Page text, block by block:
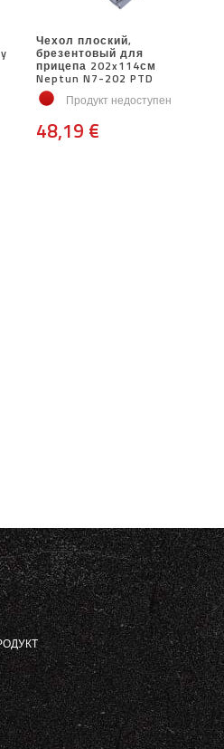
Чехол плоский,
брезентовый для
прицепа 202x114см
Neptun N7-202 PTD
Продукт недоступен
48,19 €